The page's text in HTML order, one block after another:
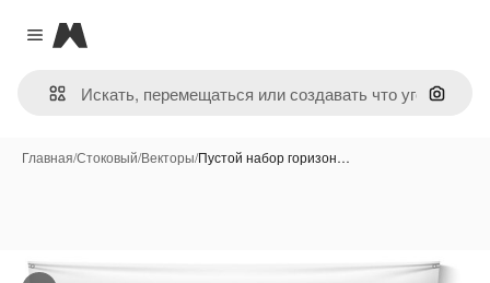
Close menu
Magnific
Поиск
Главная/Стоковый/Векторы/Пустой набор горизон…